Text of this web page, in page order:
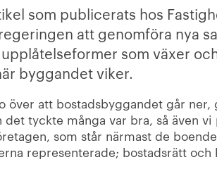
som publicerats hos
att genomföra nya
som växer
byggandet viker.
över att bostadsbyggandet går
tyckte många var bra, så även
som står närmast de
representerade; bostadsrätt och